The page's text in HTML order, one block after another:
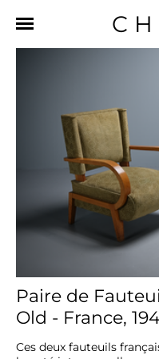
Paire de
Old - France,
Ces deux fauteuils